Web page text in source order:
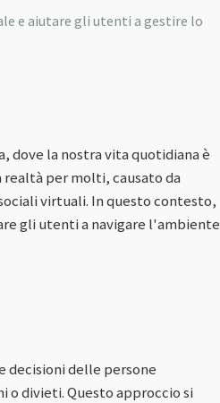
e aiutare gli utenti a gestire lo
dove la nostra vita quotidiana è
per molti, causato da
virtuali. In questo contesto,
gli utenti a navigare l'ambiente
decisioni delle persone
divieti. Questo approccio si